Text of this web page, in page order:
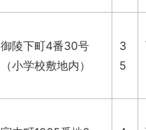
御陵下町4番30号
（小学校敷地内）
3
5